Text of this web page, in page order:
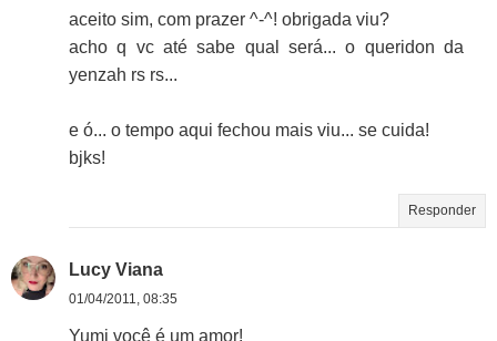
aceito sim, com prazer ^-^! obrigada viu?
acho q vc até sabe qual será... o queridon da
yenzah rs rs...
e ó... o tempo aqui fechou mais viu... se cuida!
bjks!
Responder
Lucy Viana
01/04/2011, 08:35
Yumi você é um amor!